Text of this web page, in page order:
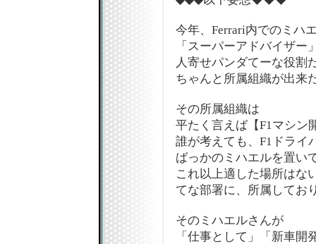
今年、Ferrari内でのミハ
「スーパーアドバイザー
人寄せパンダてーな役割
ちゃんと所属組織が出来
その所属組織は
平たく言えば【F1マシン
誰が考えても、F1ドライ
ばっかのミハエルを置い
これ以上適した場所は
てな部署に、所属してお
そのミハエルさんが
「仕事として」「新車開